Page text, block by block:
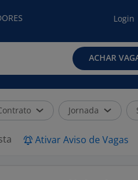
Login
ACHAR
Jornada
Ativar Aviso de Vagas